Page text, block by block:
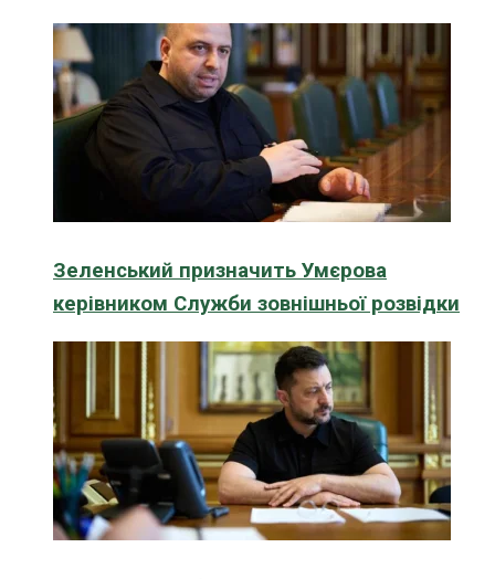
Зеленський призначить Умєрова
керівником Служби зовнішньої розвідки